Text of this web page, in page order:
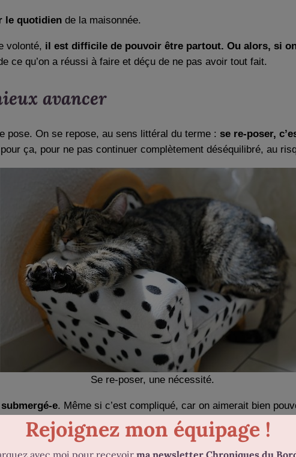
le quotidien de la maisonnée.
volonté, il est difficile de pouvoir être partout. Ou alors, si
ce qu’on a réussi à faire et déçu de ne pas avoir tout fait.
avancer
pose. On se repose, au sens littéral du terme : se re-poser,
ça, pour ne pas continuer complètement déséquilibré, au
Se re-poser, une nécessité.
e. Même si c’est compliqué, car on aimerait bien
voudrez pas si je ne fais pas tout ce que j’ai annoncé sur
à moitié
. J’avais envie de partager cette « révision